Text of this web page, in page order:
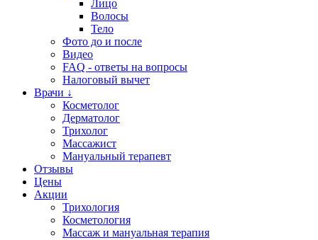
Лицо
Волосы
Тело
Фото до и после
Видео
FAQ - ответы на вопросы
Налоговый вычет
Врачи ↓
Косметолог
Дерматолог
Трихолог
Массажист
Мануальный терапевт
Отзывы
Цены
Акции
Трихология
Косметология
Массаж и мануальная терапия